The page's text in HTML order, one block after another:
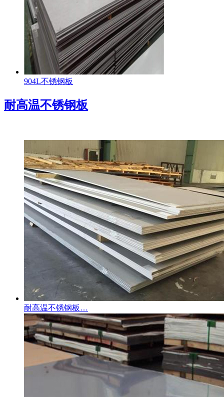
904L不锈钢板
耐高温不锈钢板
耐高温不锈钢板…